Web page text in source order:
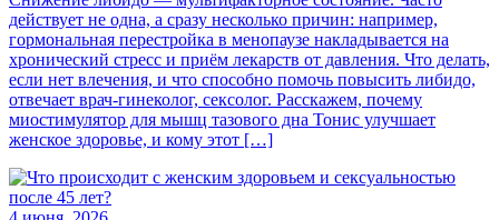
действует не одна, а сразу несколько причин: например,
гормональная перестройка в менопаузе накладывается на
хронический стресс и приём лекарств от давления. Что делать,
если нет влечения, и что способно помочь повысить либидо,
отвечает врач-гинеколог, сексолог. Расскажем, почему
миостимулятор для мышц тазового дна Тонис улучшает
женское здоровье, и кому этот […]